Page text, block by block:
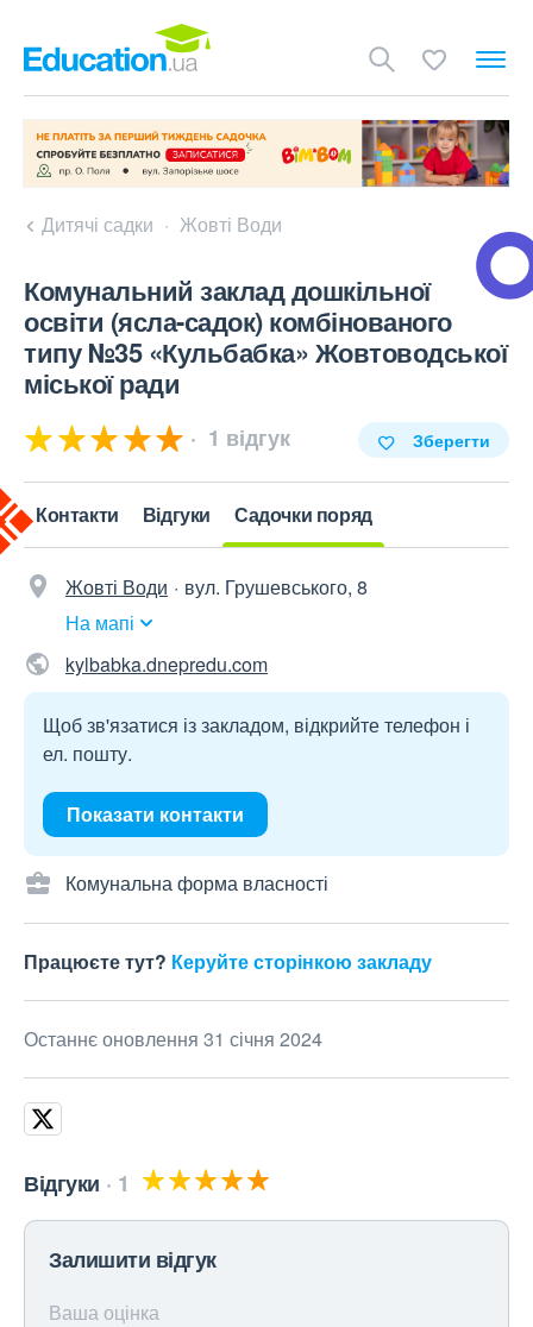
Дитячі садки Жовті Води
Комунальний заклад дошкільної
освіти (ясла-садок) комбінованого
типу №35 «Кульбабка» Жовтоводської
міської ради
1 відгук Зберегти
Контакти Відгуки Садочки поряд
Жовті Води
вул. Грушевського, 8
На мапі
kylbabka.dnepredu.com
Щоб зв'язатися із закладом, відкрийте телефон і
ел. пошту.
Показати контакти
Комунальна форма власності
Працюєте тут? Керуйте сторінкою закладу
Останнє оновлення 31 січня 2024
Відгуки 1
Залишити відгук
Ваша оцінка